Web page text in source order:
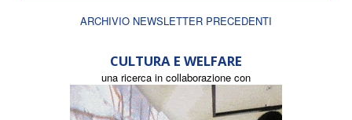
ARCHIVIO NEWSLETTER PRECEDENTI
CULTURA E WELFARE
una ricerca in collaborazione con